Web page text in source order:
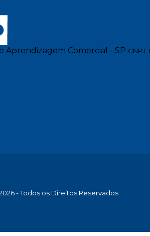
Aprendizagem Comercial - SP
- Todos os Direitos Reservados